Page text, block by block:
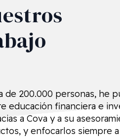
de 200.000 personas, he
educación financiera e
a Cova y a su
y enfocarlos siempre a